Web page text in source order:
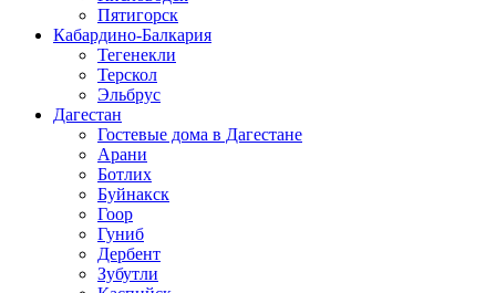
Пятигорск
Кабардино-Балкария
Тегенекли
Терскол
Эльбрус
Дагестан
Гостевые дома в Дагестане
Арани
Ботлих
Буйнакск
Гоор
Гуниб
Дербент
Зубутли